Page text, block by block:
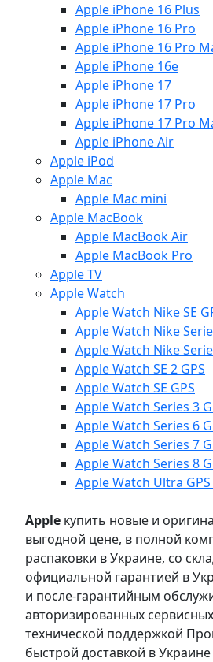
Apple iPhone 16 Plus
Apple iPhone 16 Pro
Apple iPhone 16 Pro
Apple iPhone 16e
Apple iPhone 17
Apple iPhone 17 Pro
Apple iPhone 17 Pro
Apple iPhone Air
Apple iPod
Apple Mac
Apple Mac mini
Apple MacBook
Apple MacBook Air
Apple MacBook Pro
Apple TV
Apple Watch
Apple Watch Nike SE
Apple Watch Nike
Apple Watch Nike
Apple Watch SE 2 GPS
Apple Watch SE GPS
Apple Watch Series 3
Apple Watch Series 6
Apple Watch Series 7
Apple Watch Series 8
Apple Watch Ultra
Apple купить новые и
выгодной цене, в полной
распаковки в Украине, со
официальной гарантией в
и после-гарантийным
авторизированных
технической поддержкой
быстрой доставкой в